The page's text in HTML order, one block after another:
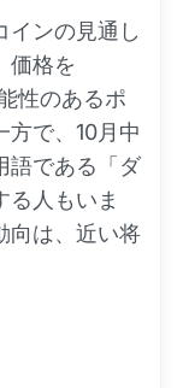
インの見通し
価格を
性のあるポ
方で、10月中
語である「ダ
る人もいま
向は、近い将